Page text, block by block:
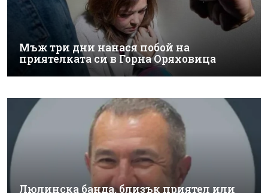
Мъж три дни нанася побой на
приятелката си в Горна Оряховица
Люлинска банда, близък приятел или